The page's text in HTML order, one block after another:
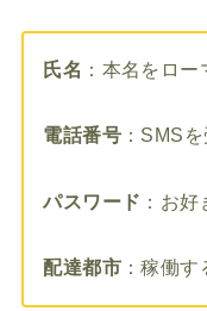
氏名 ：本名をロー
電話番号 ：SMS
パスワード ：お
配達都市 ：稼働